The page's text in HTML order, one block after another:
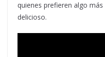
quienes prefieren algo
delicioso.